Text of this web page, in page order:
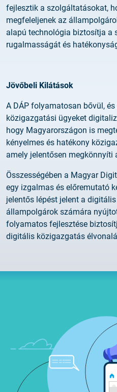
fejlesztik a szolgáltatásokat,
megfeleljenek az
alapú technológia biztosítja a
rugalmasságát és
Jövőbeli Kilátások
A DÁP folyamatosan bővül,
közigazgatási ügyeket
hogy Magyarországon is
kényelmes és hatékony
amely jelentősen megkönnyíti
Összességében a Magyar
egy izgalmas és előremutató
jelentős lépést jelent a
állampolgárok számára
folyamatos fejlesztése
digitális közigazgatás